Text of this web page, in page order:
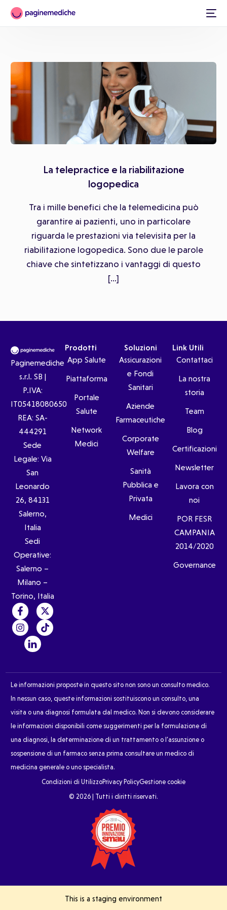
La telepractice e la riabilitazione
logopedica
Tra i mille benefici che la telemedicina può
garantire ai pazienti, uno in particolare
riguarda le prestazioni via televisita per la
riabilitazione logopedica. Sono due le parole
chiave che sintetizzano i vantaggi di questo
[…]
Paginemediche
s.r.l. SB |
P.IVA:
IT05418080650
REA: SA-
444291
Sede
Legale: Via
San
Leonardo
26, 84131
Salerno,
Italia
Sedi
Operative:
Salerno –
Milano –
Torino, Italia
Prodotti
App Salute
Piattaforma
Portale
Salute
Network
Medici
Soluzioni
Assicurazioni
e Fondi
Sanitari
Aziende
Farmaceutiche
Corporate
Welfare
Sanità
Pubblica e
Privata
Medici
Link Utili
Contattaci
La nostra
storia
Team
Blog
Certificazioni
Newsletter
Lavora con
noi
POR FESR
CAMPANIA
2014/2020
Governance
Le informazioni proposte in questo sito non sono un consulto medico.
In nessun caso, queste informazioni sostituiscono un consulto, una
visita o una diagnosi formulata dal medico. Non si devono considerare
le informazioni disponibili come suggerimenti per la formulazione di
una diagnosi, la determinazione di un trattamento o l’assunzione o
sospensione di un farmaco senza prima consultare un medico di
medicina generale o uno specialista.
Condizioni di UtilizzoPrivacy PolicyGestione cookie
© 2026 | Tutti i diritti riservati.
Italiano
This is a staging environment